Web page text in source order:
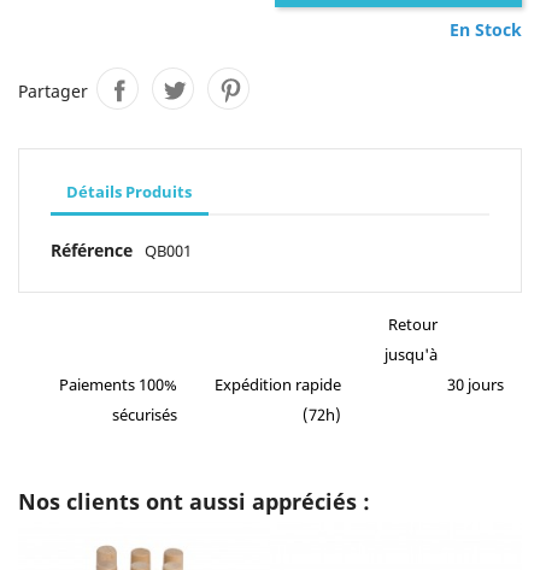
En Stock
Partager
Détails Produits
Référence QB001
Paiements 100%
sécurisés
Expédition rapide
(72h)
Retour
jusqu'à
30 jours
Nos clients ont aussi appréciés :